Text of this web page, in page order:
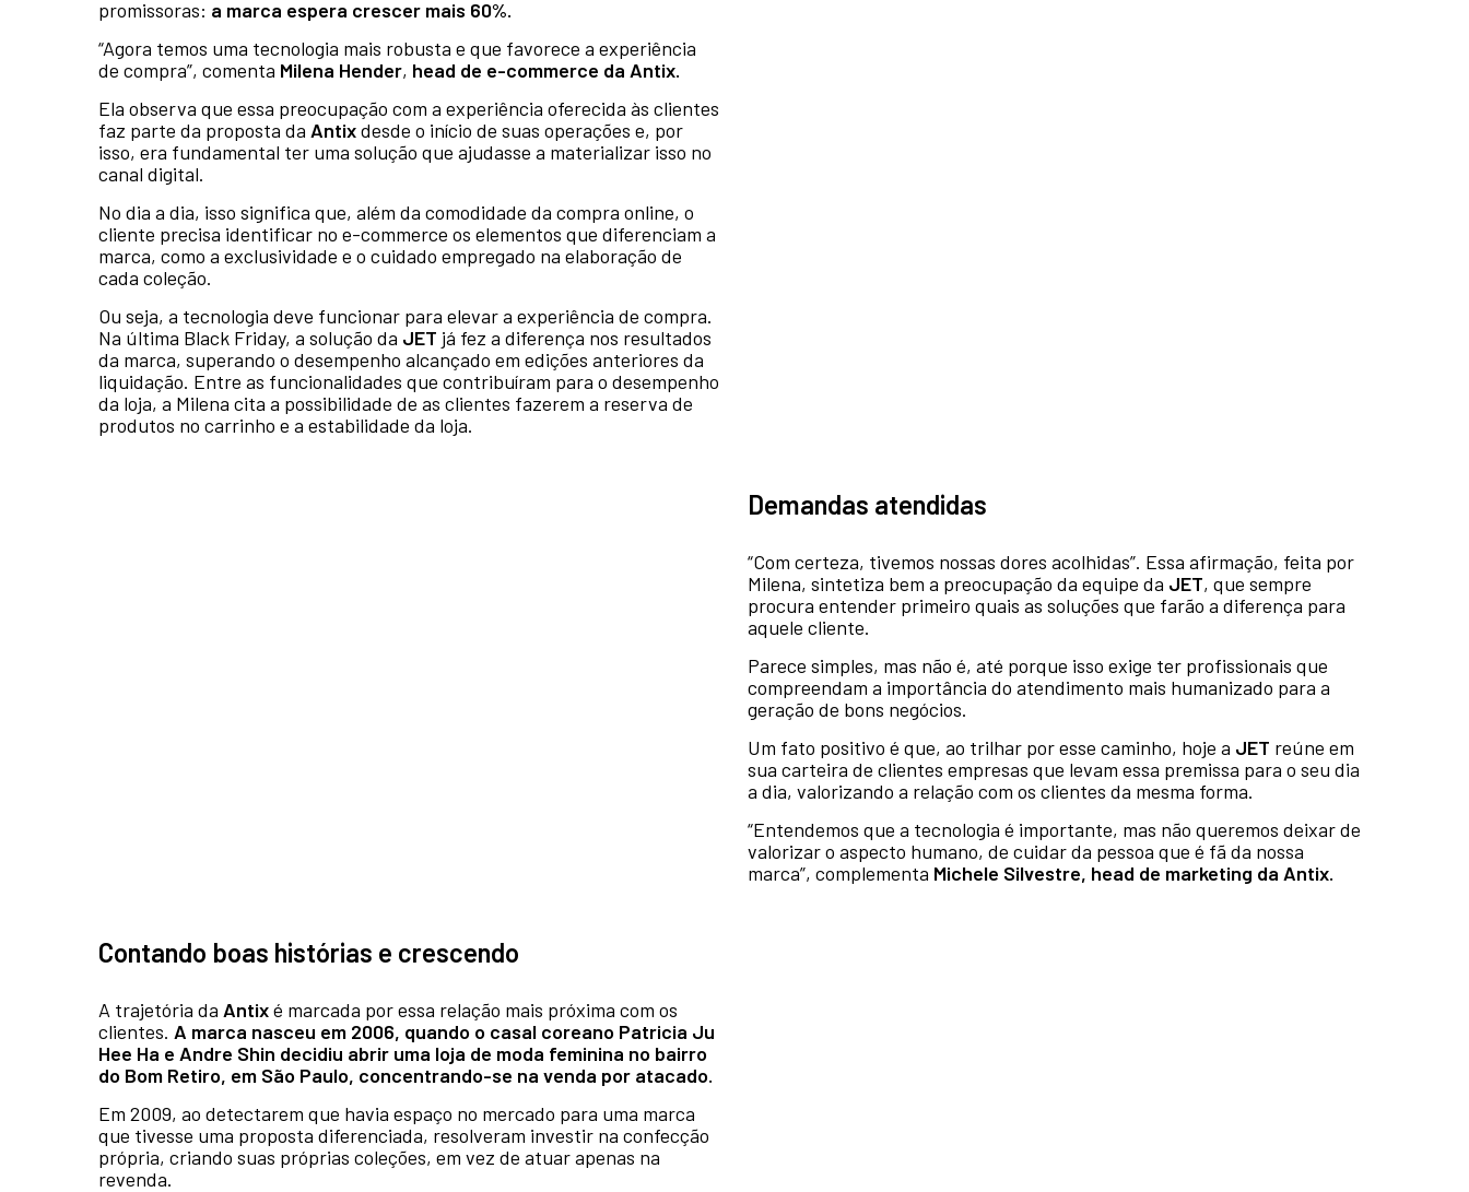
promissoras: a marca espera crescer mais 60%.
“Agora temos uma tecnologia mais robusta e que favorece a experiência
de compra”, comenta Milena Hender, head de e-commerce da Antix.
Ela observa que essa preocupação com a experiência oferecida às clientes
faz parte da proposta da Antixdesde o início de suas operações e, por
isso, era fundamental ter uma solução que ajudasse a materializar isso no
canal digital.
No dia a dia, isso significa que, além da comodidade da compra online, o
cliente precisa identificar no e-commerce os elementos que diferenciam a
marca, como a exclusividade e o cuidado empregado na elaboração de
cada coleção.
Ou seja, a tecnologia deve funcionar para elevar a experiência de compra.
Na última Black Friday, a solução da JET já fez a diferença nos resultados
da marca, superando o desempenho alcançado em edições anteriores da
liquidação. Entre as funcionalidades que contribuíram para o desempenho
da loja, a Milena cita a possibilidade de as clientes fazerem a reserva de
produtos no carrinho e a estabilidade da loja.
Demandas atendidas
“Com certeza, tivemos nossas dores acolhidas”. Essa afirmação, feita por
Milena, sintetiza bem a preocupação da equipe da JET, que sempre
procura entender primeiro quais as soluções que farão a diferença para
aquele cliente.
Parece simples, mas não é, até porque isso exige ter profissionais que
compreendam a importância do atendimento mais humanizado para a
geração de bons negócios.
Um fato positivo é que, ao trilhar por esse caminho, hoje a JET reúne em
sua carteira de clientes empresas que levam essa premissa para o seu dia
a dia, valorizando a relação com os clientes da mesma forma.
“Entendemos que a tecnologia é importante, mas não queremos deixar de
valorizar o aspecto humano, de cuidar da pessoa que é fã da nossa
marca”, complementa Michele Silvestre, head de marketing da Antix.
Contando boas histórias e crescendo
A trajetória da Antixé marcada por essa relação mais próxima com os
clientes. A marca nasceu em 2006, quando o casal coreano Patricia Ju
Hee Ha e Andre Shin decidiu abrir uma loja de moda feminina no bairro
do Bom Retiro, em São Paulo, concentrando-se na venda por atacado.
Em 2009, ao detectarem que havia espaço no mercado para uma marca
que tivesse uma proposta diferenciada, resolveram investir na confecção
própria, criando suas próprias coleções, em vez de atuar apenas na
revenda.